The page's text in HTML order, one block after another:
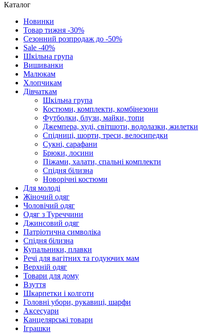
Каталог
Новинки
Товар тижня -30%
Сезонний розпродаж до -50%
Sale -40%
Шкільна група
Вишиванки
Малюкам
Хлопчикам
Дівчаткам
Шкільна група
Костюми, комплекти, комбінезони
Футболки, блузи, майки, топи
Джемпера, худі, світшоти, водолазки, жилетки
Спідниці, шорти, треси, велосипедки
Сукні, сарафани
Брюки, лосини
Піжами, халати, спальні комплекти
Спідня білизна
Новорічні костюми
Для молоді
Жіночий одяг
Чоловічий одяг
Одяг з Туреччини
Джинсовий одяг
Патріотична символіка
Спідня білизна
Купальники, плавки
Речі для вагітних та годуючих мам
Верхній одяг
Товари для дому
Взуття
Шкарпетки і колготи
Головні убори, рукавиці, шарфи
Аксесуари
Канцелярські товари
Іграшки